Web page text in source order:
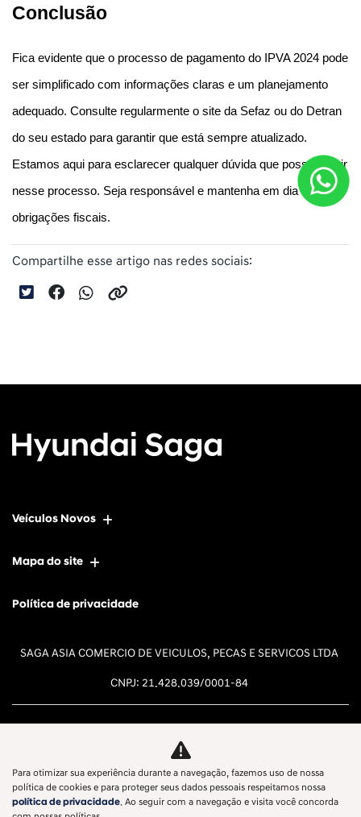
Conclusão
Fica evidente que o processo de pagamento do IPVA 2024 pode
ser simplificado com informações claras e um planejamento
adequado. Consulte regularmente o site da Sefaz ou do Detran
do seu estado para garantir que está sempre atualizado.
Estamos aqui para esclarecer qualquer dúvida que possa surgir
nesse processo. Seja responsável e mantenha em dia as suas
obrigações fiscais.
Compartilhe esse artigo nas redes sociais:
Veículos Novos
Mapa do site
Política de privacidade
SAGA ASIA COMERCIO DE VEICULOS, PECAS E SERVICOS LTDA
CNPJ: 21.428.039/0001-84
Desacelere. Seu bem maior é a
vida.
Para otimizar sua experiência durante a navegação, fazemos uso de nossa
política de cookies e para proteger seus dados pessoais respeitamos nossa
política de privacidade. Ao seguir com a navegação e visita você concorda